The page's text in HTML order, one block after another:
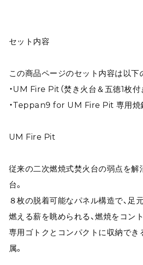
セット内容
この商品ページのセット内容は以下
・UM Fire Pit（焚き火台＆五徳1枚付
・Teppan9 for UM Fire Pit 専用焼
UM Fire Pit
従来の二次燃焼式焚火台の弱点を解
台。
８枚の脱着可能なパネル構造で、足
燃える薪を眺められる、燃焼をコン
専用ゴトクとコンパクトに収納でき
属。